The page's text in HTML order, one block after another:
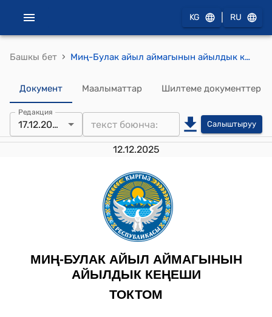
KG RU
Башкы бет › Миң-Булак айыл аймагынын айылдык кеңешинин 2024-жылдын 17-декабрындагы № 10 "Айыл чарба жерлери багытына караштуу жер участокторуна мүлккө салык наркын бекитүү жөнүндө" токтому
Документ Маалыматтар Шилтеме документтер
Редакция
17.12.2024 Салыштыруу
12.12.2025